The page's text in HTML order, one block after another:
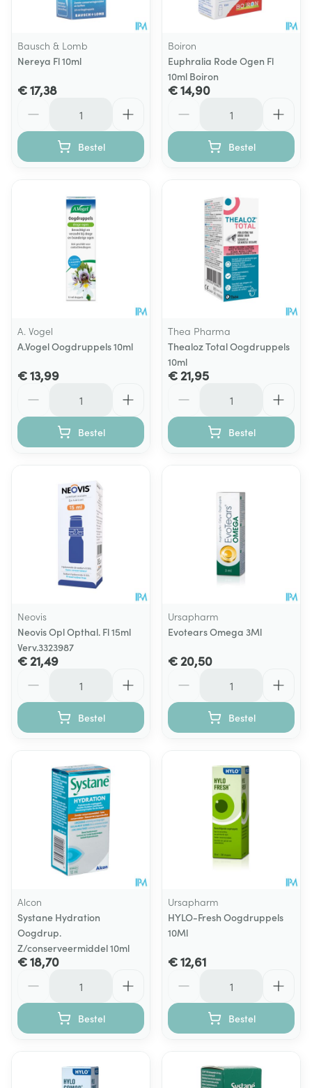
Bausch & Lomb
Nereya Fl 10ml
€ 17,38
Bestel
Boiron
Euphralia Rode Ogen Fl
10ml Boiron
€ 14,90
Bestel
A. Vogel
A.Vogel Oogdruppels 10ml
€ 13,99
Bestel
Thea Pharma
Thealoz Total Oogdruppels
10ml
€ 21,95
Bestel
Neovis
Neovis Opl Opthal. Fl 15ml
Verv.3323987
€ 21,49
Bestel
Ursapharm
Evotears Omega 3Ml
€ 20,50
Bestel
Alcon
Systane Hydration
Oogdrup.
Z/conserveermiddel 10ml
€ 18,70
Bestel
Ursapharm
HYLO-Fresh Oogdruppels
10Ml
€ 12,61
Bestel